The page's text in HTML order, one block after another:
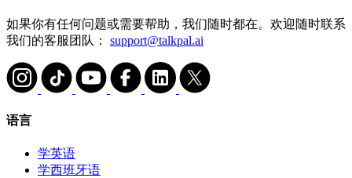
如果你有任何问题或需要帮助，我们随时都在。欢迎随时联系
我们的客服团队： support@talkpal.ai
语言
学英语
学西班牙语